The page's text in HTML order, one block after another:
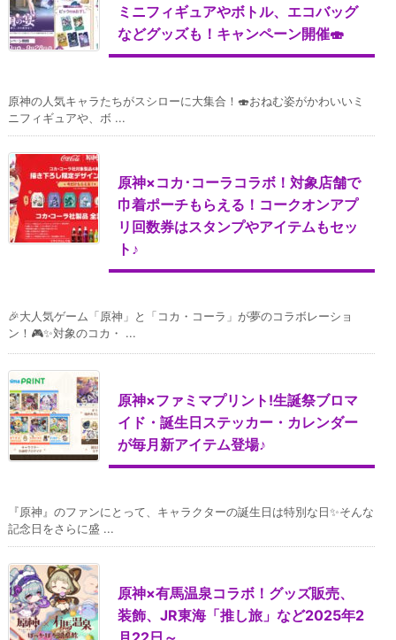
ミニフィギュアやボトル、エコバッグ
などグッズも！キャンペーン開催🍣
原神の人気キャラたちがスシローに大集合！🍣おねむ姿がかわいいミ
ニフィギュアや、ボ ...
原神×コカ･コーラコラボ！対象店舗で
巾着ポーチもらえる！コークオンアプ
リ回数券はスタンプやアイテムもセッ
ト♪
🎉大人気ゲーム「原神」と「コカ・コーラ」が夢のコラボレーショ
ン！🎮✨対象のコカ・ ...
原神×ファミマプリント!生誕祭ブロマ
イド・誕生日ステッカー・カレンダー
が毎月新アイテム登場♪
『原神』のファンにとって、キャラクターの誕生日は特別な日✨そんな
記念日をさらに盛 ...
原神×有馬温泉コラボ！グッズ販売、
装飾、JR東海「推し旅」など2025年2